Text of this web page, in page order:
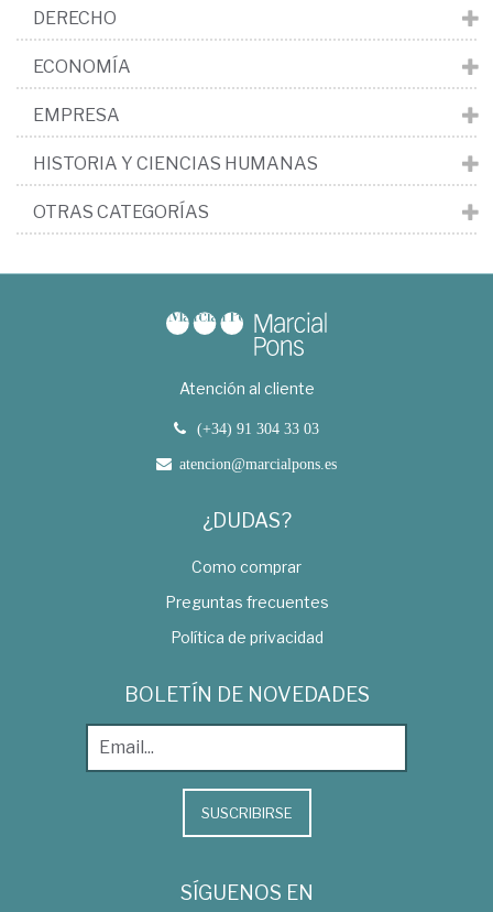
DERECHO
ECONOMÍA
EMPRESA
HISTORIA Y CIENCIAS HUMANAS
OTRAS CATEGORÍAS
Atención al cliente
(+34) 91 304 33 03
atencion@marcialpons.es
¿DUDAS?
Como comprar
Preguntas frecuentes
Política de privacidad
BOLETÍN DE NOVEDADES
SUSCRIBIRSE
SÍGUENOS EN